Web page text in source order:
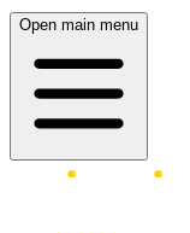
Open main menu